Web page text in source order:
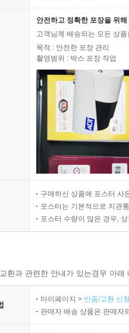
안전하고 정확한 포장을 위
고객님께 배송되는 모든 상
목적 : 안전한 포장 관리
촬영범위 : 박스 포장 작업
구매하신 상품에 포스터 사
포스터는 기본적으로 지관
포스터 수량이 많은 경우,
환과 관련한 안내가 있는경우 아
마이페이지 > 반품/교환 신
판매자 배송 상품은 판매자